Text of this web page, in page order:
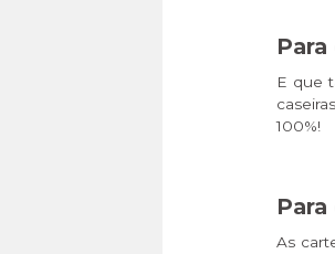
E que
100%!
As